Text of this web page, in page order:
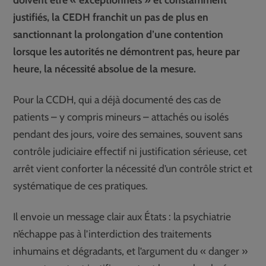
justifiés, la CEDH franchit un pas de plus en
sanctionnant la prolongation d’une contention
lorsque les autorités ne démontrent pas, heure par
heure, la nécessité absolue de la mesure.
Pour la CCDH, qui a déjà documenté des cas de
patients – y compris mineurs – attachés ou isolés
pendant des jours, voire des semaines, souvent sans
contrôle judiciaire effectif ni justification sérieuse, cet
arrêt vient conforter la nécessité d’un contrôle strict et
systématique de ces pratiques.
Il envoie un message clair aux États : la psychiatrie
n’échappe pas à l’interdiction des traitements
inhumains et dégradants, et l’argument du « danger »